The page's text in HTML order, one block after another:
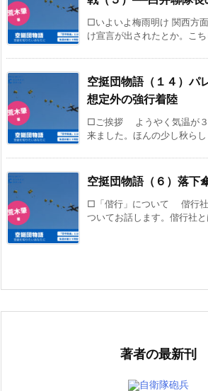
□いよいよ梅雨明け 関西方
け宣言が出されたとか。こ
空挺団物語（１４）パ
想定外の強行着陸
□ご挨拶 ようやく気温が
来ました。ほんの少し秋ら
空挺団物語（６）落下
□「偕行」について 偕行社
ついてお話します。偕行社
著者の最新刊
自衛隊砲兵